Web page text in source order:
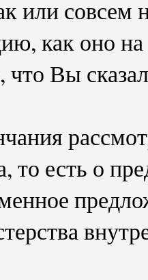
или совсем
как оно
что Вы
то есть о